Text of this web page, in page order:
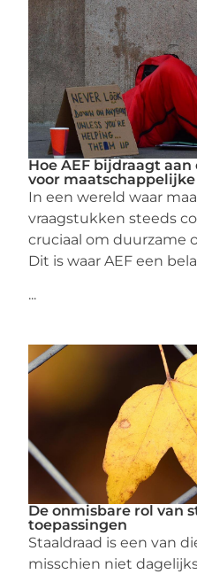
Hoe AEF bijdraagt
voor maatschappelijke
In een wereld waar
vraagstukken steeds
cruciaal om duurzame
Dit is waar AEF een
...
De onmisbare rol van
toepassingen
Staaldraad is een van
misschien niet